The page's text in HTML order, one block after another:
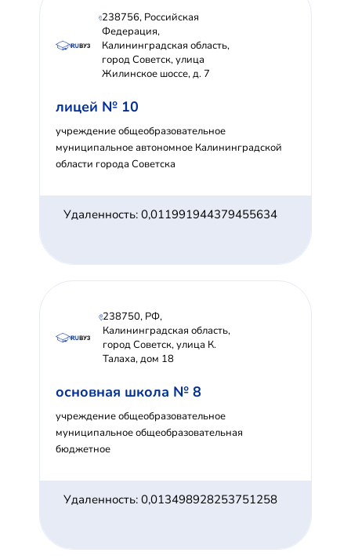
238756, Российская
Федерация,
Калининградская область,
город Советск, улица
Жилинское шоссе, д. 7
лицей № 10
учреждение общеобразовательное
муниципальное автономное Калининградской
области города Советска
Удаленность: 0,011991944379455634
238750, РФ,
Калининградская область,
город Советск, улица К.
Талаха, дом 18
основная школа № 8
учреждение общеобразовательное
муниципальное общеобразовательная
бюджетное
Удаленность: 0,013498928253751258